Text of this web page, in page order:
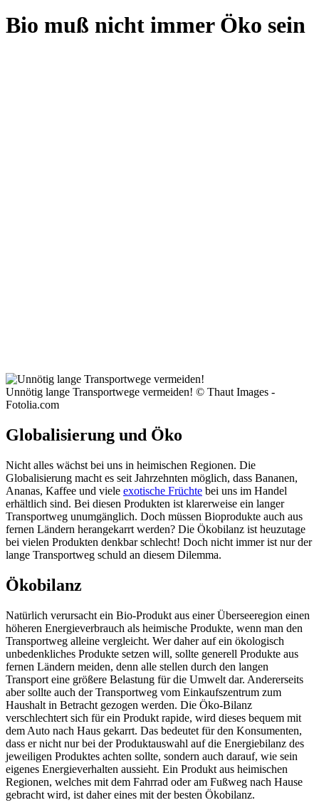
Bio muß nicht immer Öko sein
Unnötig lange Transportwege vermeiden! © Thaut Images -
Fotolia.com
Globalisierung und Öko
Nicht alles wächst bei uns in heimischen Regionen. Die
Globalisierung macht es seit Jahrzehnten möglich, dass Bananen,
Ananas, Kaffee und viele exotische Früchte bei uns im Handel
erhältlich sind. Bei diesen Produkten ist klarerweise ein langer
Transportweg unumgänglich. Doch müssen Bioprodukte auch aus
fernen Ländern herangekarrt werden? Die Ökobilanz ist heuzutage
bei vielen Produkten denkbar schlecht! Doch nicht immer ist nur der
lange Transportweg schuld an diesem Dilemma.
Ökobilanz
Natürlich verursacht ein Bio-Produkt aus einer Überseeregion einen
höheren Energieverbrauch als heimische Produkte, wenn man den
Transportweg alleine vergleicht. Wer daher auf ein ökologisch
unbedenkliches Produkte setzen will, sollte generell Produkte aus
fernen Ländern meiden, denn alle stellen durch den langen
Transport eine größere Belastung für die Umwelt dar. Andererseits
aber sollte auch der Transportweg vom Einkaufszentrum zum
Haushalt in Betracht gezogen werden. Die Öko-Bilanz
verschlechtert sich für ein Produkt rapide, wird dieses bequem mit
dem Auto nach Haus gekarrt. Das bedeutet für den Konsumenten,
dass er nicht nur bei der Produktauswahl auf die Energiebilanz des
jeweiligen Produktes achten sollte, sondern auch darauf, wie sein
eigenes Energieverhalten aussieht. Ein Produkt aus heimischen
Regionen, welches mit dem Fahrrad oder am Fußweg nach Hause
gebracht wird, ist daher eines mit der besten Ökobilanz.